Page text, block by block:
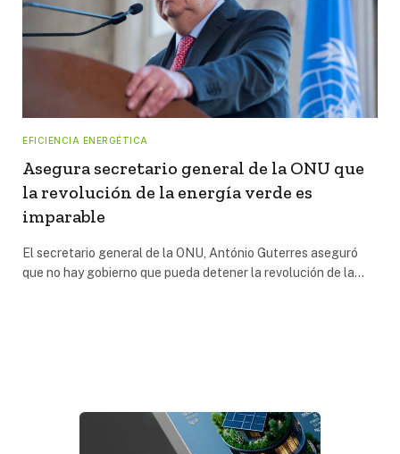
EFICIENCIA ENERGÉTICA
Asegura secretario general de la ONU que
la revolución de la energía verde es
imparable
El secretario general de la ONU, António Guterres aseguró
que no hay gobierno que pueda detener la revolución de la…